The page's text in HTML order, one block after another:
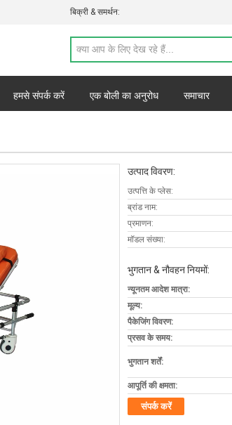
बिक्री & समर्थन:
हमसे संपर्क करें एक बोली का अनुरोध समाचार
उत्पाद विवरण:
उत्पत्ति के प्लेस:
ब्रांड नाम:
प्रमाणन:
मॉडल संख्या:
भुगतान & नौवहन नियमों:
न्यूनतम आदेश मात्रा:
मूल्य:
पैकेजिंग विवरण:
प्रसव के समय:
भुगतान शर्तें:
आपूर्ति की क्षमता:
संपर्क करें